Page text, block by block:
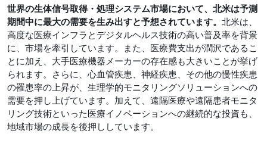
世界の生体信号取得・処理システム市場において、北米は予測
期間中に最大の需要を生み出すと予想されています。 北米は、
高度な医療インフラとデジタルヘルス技術の高い普及率を背景
に、市場を牽引しています。また、医療費支出が潤沢であるこ
とに加え、大手医療機器メーカーの存在感も大きいことが挙げ
られます。さらに、心血管疾患、神経疾患、その他の慢性疾患
の罹患率の上昇が、生理学的モニタリングソリューションへの
需要を押し上げています。加えて、遠隔医療や遠隔患者モニタ
リング技術といった医療イノベーションへの継続的な投資も、
地域市場の成長を後押ししています。